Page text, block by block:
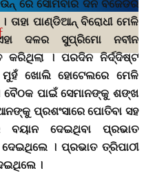
ରେ ସୋମବାର ଦିନ ବିଜେଡିର
ପାଣ୍ଡିଆନ୍ ବିରୋଧୀ ମେଳି
ଦଳର ସୁପ୍ରିମୋ ନବୀନ
। ପରଦିନ ନିର୍ଦ୍ଦିଷ୍ଟ
ମୁହଁ ଖୋଲି ହୋଟେଲରେ ମେଳି
ବୈଠକ ପାଇଁ ସେମାନଙ୍କୁ ଶଙ୍ଖ
ପ୍ରଶଂସାରେ ପୋତିବା ସହ
ବୟାନ ଦେଇଥିବା ପ୍ରଭାତ
। ପ୍ରଭାତ ତ୍ରିପାଠୀ
।